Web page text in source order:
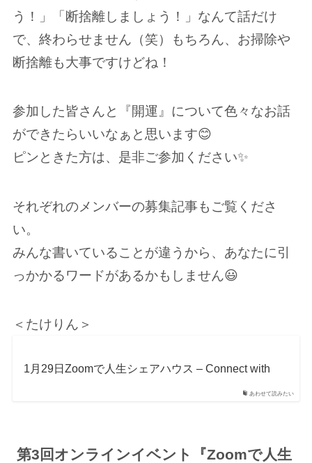
う！」「断捨離しましょう！」なんて話だけ
で、終わらせません（笑）もちろん、お掃除や
断捨離も大事ですけどね！
参加した皆さんと『開運』について色々なお話
ができたらいいなぁと思います😊
ピンときた方は、是非ご参加ください✨
それぞれのメンバーの募集記事もご覧くださ
い。
みんな書いていることが違うから、あなたに引
っかかるワードがあるかもしません😃
＜たけりん＞
あわせて読みたい
1月29日Zoomで人生シェアハウス – Connect with
第3回オンラインイベント『Zoomで人生